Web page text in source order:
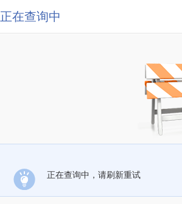
正在查询中
正在查询中，请刷新重试